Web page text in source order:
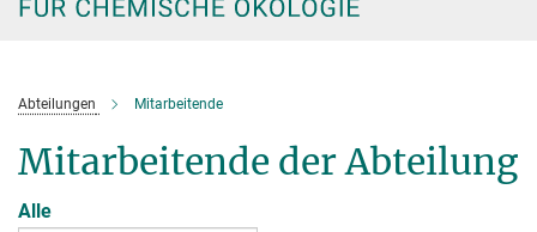
Abteilungen Mitarbeitende
Mitarbeitende der Abteilung
Alle